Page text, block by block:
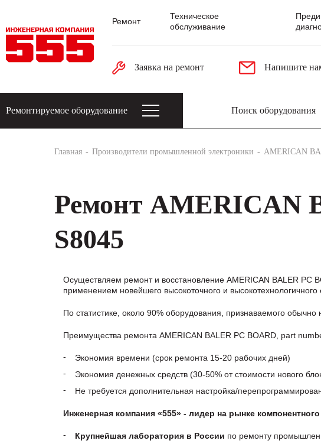
Ремонт
Техническое
обслуживание
Заявка на ремонт Напишите
Ремонтируемое оборудование
Главная Производители промышленной электроники AMERICAN
Ремонт AMERICAN
S8045
Осуществляем ремонт и восстановление AMERICAN BALER PC
применением новейшего высокоточного и высокотехнологичного
По статистике, около 90% оборудования, признаваемого
Преимущества ремонта AMERICAN BALER PC BOARD, part
Экономия времени (срок ремонта 15-20 рабочих дней)
Экономия денежных средств (30-50% от стоимости нового
Не требуется дополнительная настройка/
Инженерная компания «555» - лидер на рынке
Крупнейшая лаборатория в России по ремонту